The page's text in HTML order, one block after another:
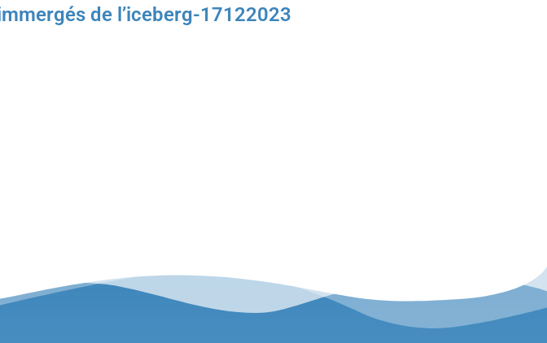
de l’iceberg-17122023